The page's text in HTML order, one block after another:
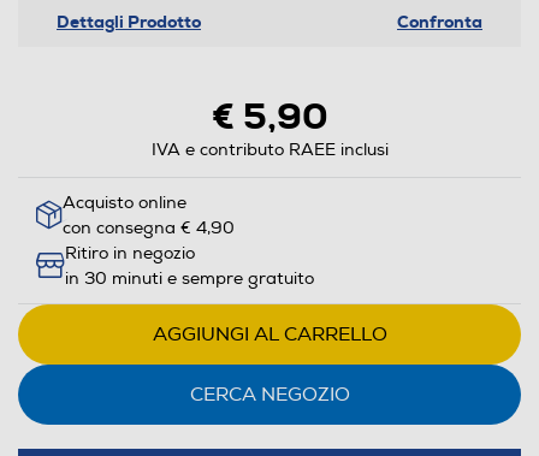
Dettagli Prodotto Confronta
€ 5,90
IVA e contributo RAEE inclusi
Acquisto online
con consegna € 4,90
Ritiro in negozio
in 30 minuti e sempre gratuito
AGGIUNGI AL CARRELLO
CERCA NEGOZIO